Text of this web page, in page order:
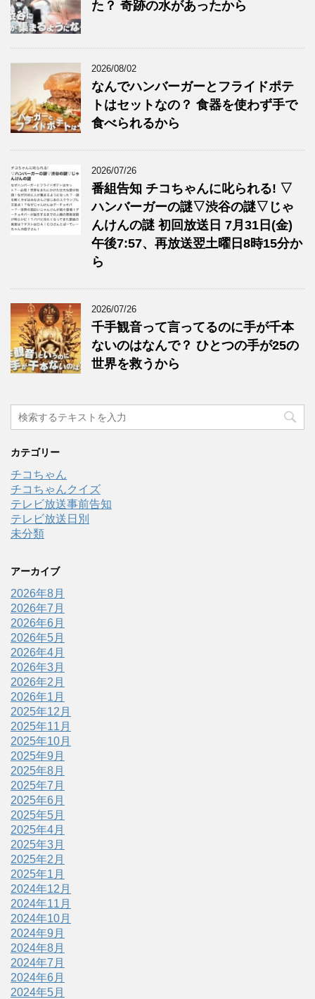
た？ 奇跡の水があったから
2026/08/02
なんでハンバーガーとフライドポテ
トはセットなの？ 食器を使わず手で
食べられるから
2026/07/26
番組告知 チコちゃんに叱られる! ▽
ハンバーガーの謎▽渋谷の謎▽じゃ
んけんの謎 初回放送日 7月31日(金)
午後7:57、再放送翌土曜日8時15分か
ら
2026/07/26
千手観音って言ってるのに手が千本
ないのはなんで？ ひとつの手が25の
世界を救うから
カテゴリー
チコちゃん
チコちゃんクイズ
テレビ放送事前告知
テレビ放送日別
未分類
アーカイブ
2026年8月
2026年7月
2026年6月
2026年5月
2026年4月
2026年3月
2026年2月
2026年1月
2025年12月
2025年11月
2025年10月
2025年9月
2025年8月
2025年7月
2025年6月
2025年5月
2025年4月
2025年3月
2025年2月
2025年1月
2024年12月
2024年11月
2024年10月
2024年9月
2024年8月
2024年7月
2024年6月
2024年5月